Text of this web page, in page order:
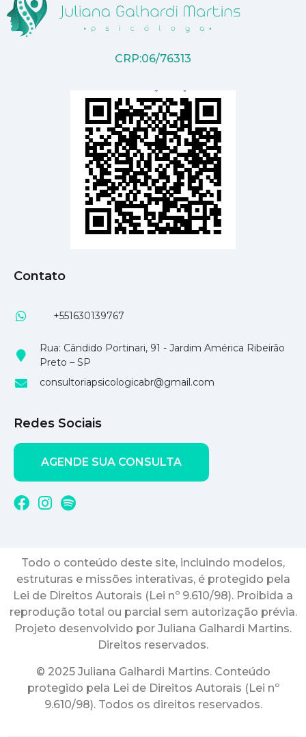
CRP:06/76313
Contato
+551630139767
Rua: Cândido Portinari, 91 - Jardim América Ribeirão
Preto – SP
consultoriapsicologicabr@gmail.com
Redes Sociais
AGENDE SUA CONSULTA
Todo o conteúdo deste site, incluindo modelos,
estruturas e missões interativas, é protegido pela
Lei de Direitos Autorais (Lei nº 9.610/98). Proibida a
reprodução total ou parcial sem autorização prévia.
Projeto desenvolvido por Juliana Galhardi Martins.
Direitos reservados.
© 2025 Juliana Galhardi Martins. Conteúdo
protegido pela Lei de Direitos Autorais (Lei nº
9.610/98). Todos os direitos reservados.